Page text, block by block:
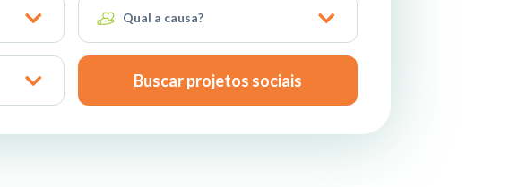
Qual a causa?
Buscar projetos sociais